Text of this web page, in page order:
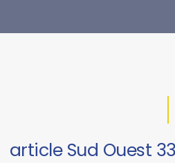
article Sud Ouest